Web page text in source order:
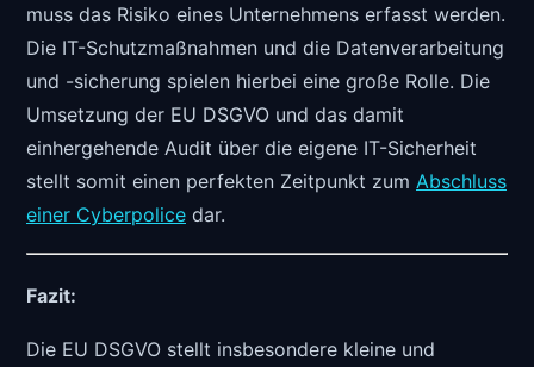
muss das Risiko eines Unternehmens erfasst werden.
Die IT-Schutzmaßnahmen und die Datenverarbeitung
und -sicherung spielen hierbei eine große Rolle. Die
Umsetzung der EU DSGVO und das damit
einhergehende Audit über die eigene IT-Sicherheit
stellt somit einen perfekten Zeitpunkt zum Abschluss
einer Cyberpolice dar.
Fazit:
Die EU DSGVO stellt insbesondere kleine und